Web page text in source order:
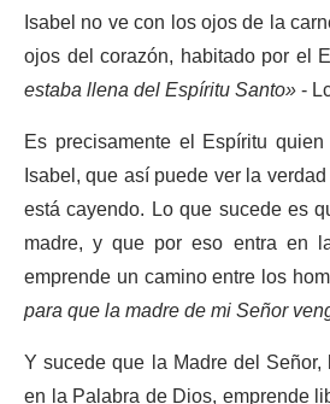
Isabel no ve con los ojos de la
ojos del corazón, habitado por el
estaba llena del Espíritu Santo»-
Es precisamente el Espíritu
Isabel, que así puede ver la
está cayendo. Lo que sucede es
madre, y que por eso entra en
emprende un camino entre los
para que la madre de mi Señor
Y sucede que la Madre del